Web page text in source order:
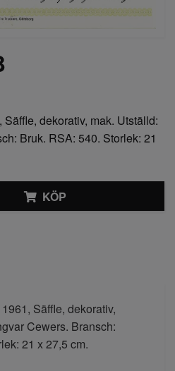
dekorativ, mak. Utställd:
Bruk. RSA: 540. Storlek: 21
KÖP
Säffle, dekorativ,
Cewers. Bransch:
21 x 27,5 cm.